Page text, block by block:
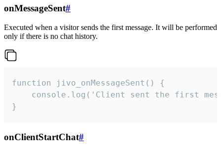
onMessageSent#
Executed when a visitor sends the first message. It will be performed
only if there is no chat history.
function jivo_onMessageSent() {
console.log('Client sent the first
}
onClientStartChat#